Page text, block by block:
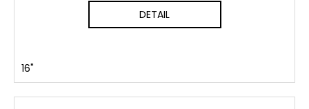
DETAIL
16"